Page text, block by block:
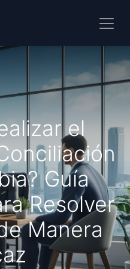
el
Guía
Resolver
Manera